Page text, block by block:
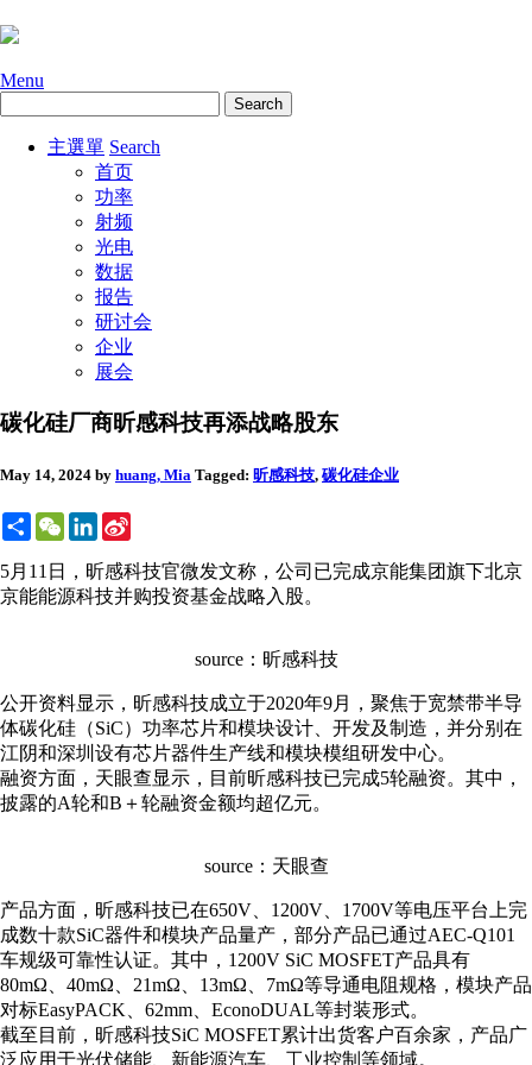
Menu
主選單 Search
首页
功率
射频
光电
数据
报告
研讨会
企业
展会
碳化硅厂商昕感科技再添战略股东
May 14, 2024 by huang, Mia Tagged: 昕感科技, 碳化硅企业
ShareWeChatLinkedIn
5月11日，昕感科技官微发文称，公司已完成京能集团旗下北京
京能能源科技并购投资基金战略入股。
source：昕感科技
公开资料显示，昕感科技成立于2020年9月，聚焦于宽禁带半导
体碳化硅（SiC）功率芯片和模块设计、开发及制造，并分别在
江阴和深圳设有芯片器件生产线和模块模组研发中心。
融资方面，天眼查显示，目前昕感科技已完成5轮融资。其中，
披露的A轮和B＋轮融资金额均超亿元。
source：天眼查
产品方面，昕感科技已在650V、1200V、1700V等电压平台上完
成数十款SiC器件和模块产品量产，部分产品已通过AEC-Q101
车规级可靠性认证。其中，1200V SiC MOSFET产品具有
80mΩ、40mΩ、21mΩ、13mΩ、7mΩ等导通电阻规格，模块产品
对标EasyPACK、62mm、EconoDUAL等封装形式。
截至目前，昕感科技SiC MOSFET累计出货客户百余家，产品广
泛应用于光伏储能、新能源汽车、工业控制等领域。